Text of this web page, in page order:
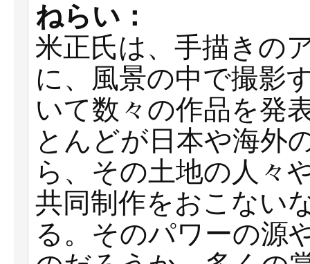
ねらい：
米正氏は、手描きの
に、風景の中で撮影
いて数々の作品を発
とんどが日本や海外
ら、その土地の人々
共同制作をおこない
る。そのパワーの源